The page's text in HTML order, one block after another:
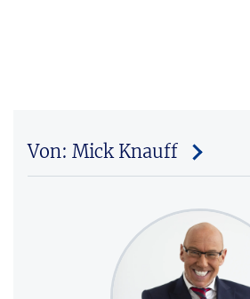
Von: Mick Knauff